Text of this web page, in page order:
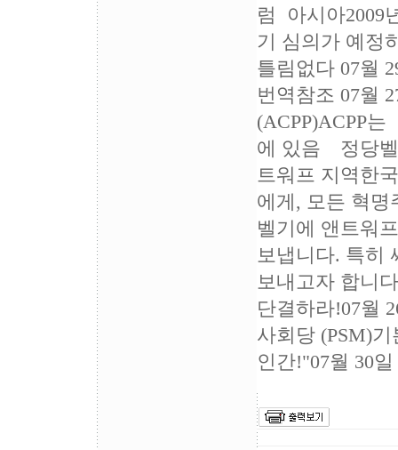
럼 아시아2009
기 심의가 예정
틀림없다 07월
번역참조 07월
(ACPP)ACPP
에 있음 정당벨
트워프 지역한
에게, 모든 혁명
벨기에 앤트워
보냅니다. 특히
보내고자 합니
단결하라!07월
사회당 (PSM)
인간!"07월 30일